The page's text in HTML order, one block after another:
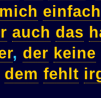
mich einfach
auch das
, der keine
dem fehlt